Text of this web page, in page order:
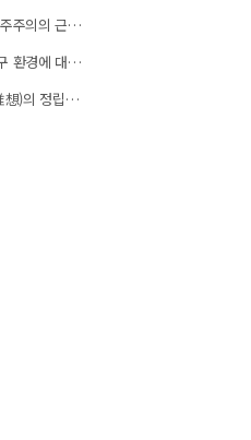
[판도라의 상자 앞에서: 민주주의의 근원을 묻다]
한국화가 조영순 작가, 지구 환경에 대한 이야기 '사라진 동물의 수호 서사' 개인전 진행 中
[사색적 문학 칼럼] 추상(推想)의 정립과 육화(肉化)의 도(道)